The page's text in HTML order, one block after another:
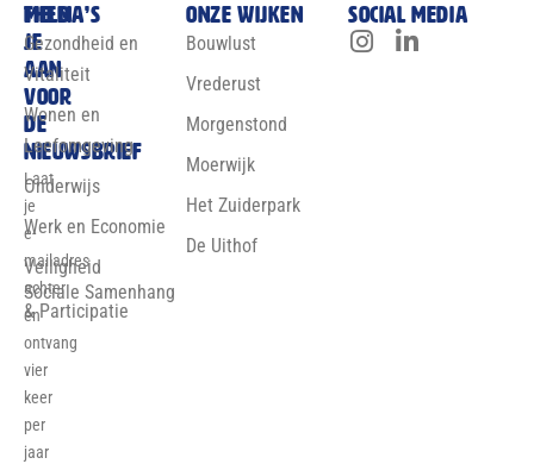
Meld
je
aan
voor
de
nieuwsbrief
Laat
je
e-
mailadres
achter
en
ontvang
vier
keer
per
jaar
Thema’s
Gezondheid en
Vitaliteit
Wonen en
Leefomgeving
Onderwijs
Werk en Economie
Veiligheid
Sociale Samenhang
& Participatie
Onze wijken
Bouwlust
Vrederust
Morgenstond
Moerwijk
Het Zuiderpark
De Uithof
Social media